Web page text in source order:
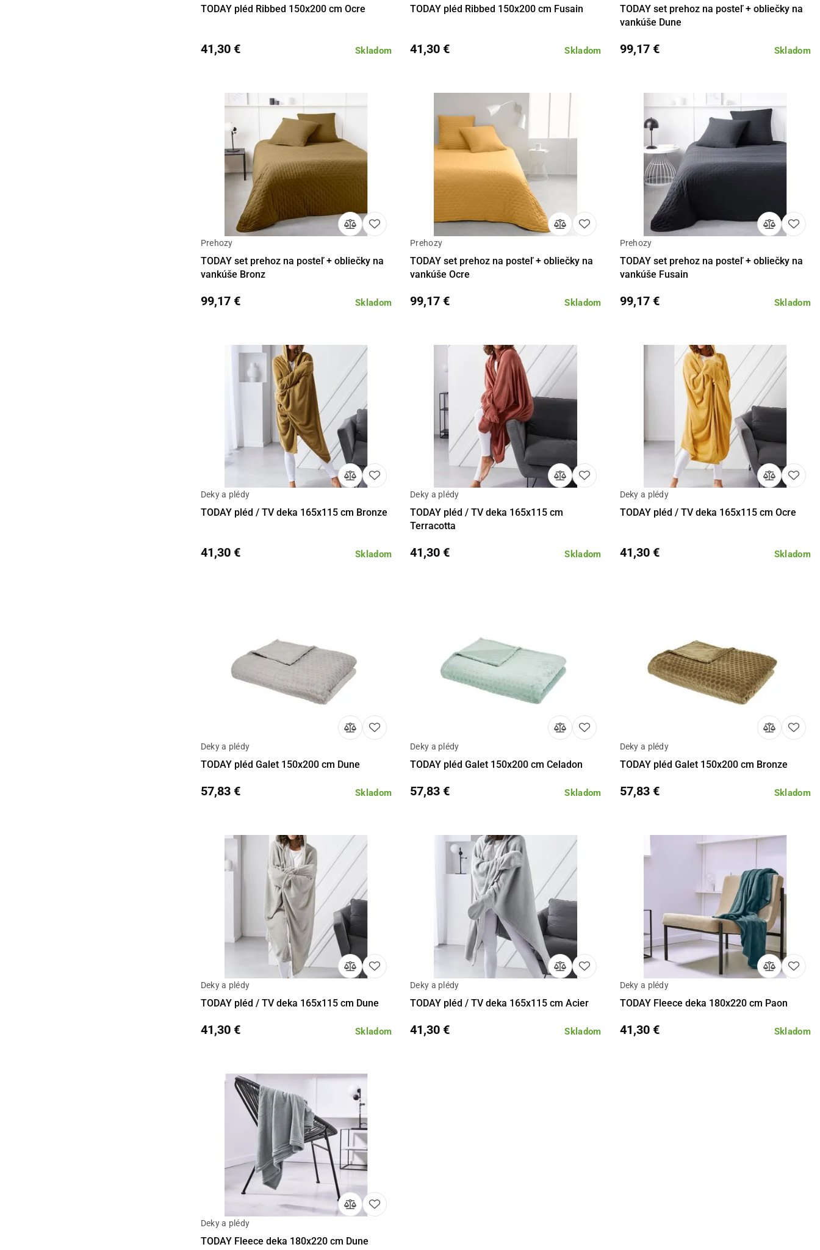
TODAY pléd Ribbed 150x200 cm Ocre
Skladom
41,30 €
TODAY pléd Ribbed 150x200 cm Fusain
Skladom
41,30 €
TODAY set prehoz na posteľ + obliečky na
vankúše Dune
Skladom
99,17 €
Prehozy
TODAY set prehoz na posteľ + obliečky na
vankúše Bronz
Skladom
99,17 €
Prehozy
TODAY set prehoz na posteľ + obliečky na
vankúše Ocre
Skladom
99,17 €
Prehozy
TODAY set prehoz na posteľ + obliečky na
vankúše Fusain
Skladom
99,17 €
Deky a plédy
TODAY pléd / TV deka 165x115 cm Bronze
Skladom
41,30 €
Deky a plédy
TODAY pléd / TV deka 165x115 cm
Terracotta
Skladom
41,30 €
Deky a plédy
TODAY pléd / TV deka 165x115 cm Ocre
Skladom
41,30 €
Deky a plédy
TODAY pléd Galet 150x200 cm Dune
Skladom
57,83 €
Deky a plédy
TODAY pléd Galet 150x200 cm Celadon
Skladom
57,83 €
Deky a plédy
TODAY pléd Galet 150x200 cm Bronze
Skladom
57,83 €
Deky a plédy
TODAY pléd / TV deka 165x115 cm Dune
Skladom
41,30 €
Deky a plédy
TODAY pléd / TV deka 165x115 cm Acier
Skladom
41,30 €
Deky a plédy
TODAY Fleece deka 180x220 cm Paon
Skladom
41,30 €
Deky a plédy
TODAY Fleece deka 180x220 cm Dune